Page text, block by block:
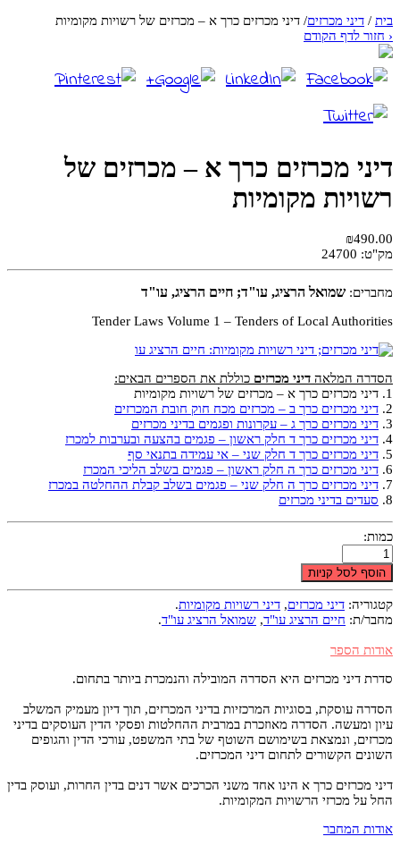
בית / דיני מכרזים/ דיני מכרזים כרך א – מכרזים של רשויות מקומיות
‹ חזור לדף הקודם
דיני מכרזים כרך א – מכרזים של
רשויות מקומיות
₪490.00
מק"ט: 24700
מחברים: שמואל הרציג, עו"ד; חיים הרציג, עו"ד
Tender Laws Volume 1 – Tenders of Local Authorities
הסדרה המלאה דיני מכרזים כוללת את הספרים הבאים:
1. דיני מכרזים כרך א – מכרזים של רשויות מקומיות
2. דיני מכרזים כרך ב – מכרזים מכח חוק חובת המכרזים
3. דיני מכרזים כרך ג – עקרונות ופגמים בדיני מכרזים
4. דיני מכרזים כרך ד חלק ראשון – פגמים בהצעה ובערבות למכרז
5. דיני מכרזים כרך ד חלק שני – אי עמידה בתנאי סף
6. דיני מכרזים כרך ה חלק ראשון – פגמים בשלב הליכי המכרז
7. דיני מכרזים כרך ה חלק שני – פגמים בשלב קבלת ההחלטה במכרז
8. סעדים בדיני מכרזים
כמות:
הוסף לסל קניות
קטגוריה: דיני מכרזים, דיני רשויות מקומיות.
מחבר/ת: חיים הרציג עו"ד, שמואל הרציג עו"ד.
אודות הספר
סדרת דיני מכרזים היא הסדרה המובילה והנמכרת ביותר בתחום.
הסדרה עוסקת, בסוגיות המרכזיות בדיני המכרזים, תוך דיון מעמיק המשלב
עיון ומעשה. הסדרה מאוזכרת במרבית ההחלטות ופסקי הדין העוסקים בדיני
מכרזים, ונמצאת בשימושם השוטף של בתי המשפט, עורכי הדין והגופים
השונים הקשורים לתחום דיני המכרזים.
דיני מכרזים כרך א הינו אחד משני הכרכים אשר דנים בדין החרות, ועוסק בדין
החל על מכרזי הרשויות המקומיות.
אודות המחבר